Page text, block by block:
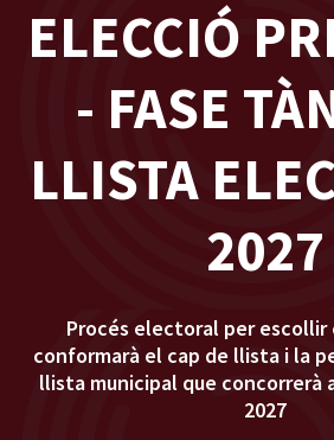
ELECCIÓ
- FASE
LLISTA
2027
Procés electoral per escollir
conformarà el cap de llista i la
llista municipal que concorrerà
2027